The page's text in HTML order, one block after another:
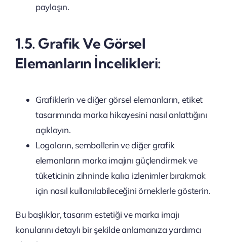
paylaşın.
1.5. Grafik Ve Görsel
Elemanların İncelikleri:
Grafiklerin ve diğer görsel elemanların, etiket
tasarımında marka hikayesini nasıl anlattığını
açıklayın.
Logoların, sembollerin ve diğer grafik
elemanların marka imajını güçlendirmek ve
tüketicinin zihninde kalıcı izlenimler bırakmak
için nasıl kullanılabileceğini örneklerle gösterin.
Bu başlıklar, tasarım estetiği ve marka imajı
konularını detaylı bir şekilde anlamanıza yardımcı